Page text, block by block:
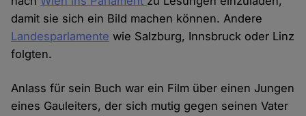
damit sie sich ein Bild machen können. Andere
Landesparlamente wie Salzburg, Innsbruck oder Linz
folgten.
Anlass für sein Buch war ein Film über einen Jungen
eines Gauleiters, der sich mutig gegen seinen Vater